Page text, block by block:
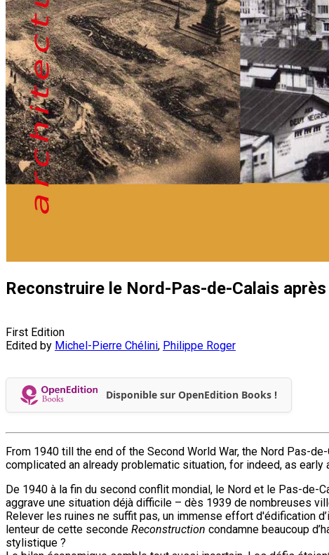
Reconstruire le Nord-Pas-de-Calais
First Edition
Edited by Michel-Pierre Chélini, Philippe Roger
Disponible sur OpenEdition Books !
From 1940 till the end of the Second World War, the Nord Pas-
complicated an already problematic situation, for indeed, as
De 1940 à la fin du second conflit mondial, le Nord et le Pas-
aggrave une situation déjà difficile – dès 1939 de nombreuses
Relever les ruines ne suffit pas, un immense effort d'édification
lenteur de cette seconde Reconstruction condamne beaucoup
stylistique ?